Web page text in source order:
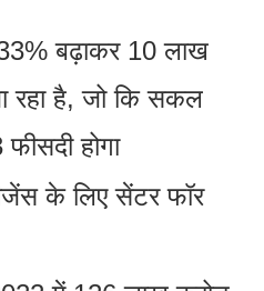
बढ़ाकर 10 लाख
रहा है, जो कि सकल
होगा
के लिए सेंटर फॉर